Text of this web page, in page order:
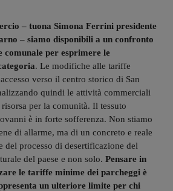
– tuona Simona Ferrini presidente
– siamo disponibili a un confronto
comunale per esprimere le
. Le modifiche alle tariffe
verso il centro storico di San
quindi le attività commerciali
per la comunità. Il tessuto
è in forte sofferenza. Non stiamo
di allarme, ma di un concreto e reale
del processo di desertificazione del
del paese e non solo. Pensare in
le tariffe minime dei parcheggi è
un ulteriore limite per chi